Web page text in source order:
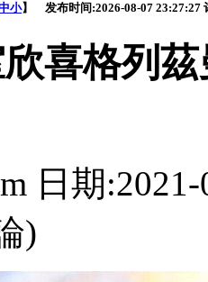
小】 发布时间:2026-08-07 23:27:27
喜格列
日期
)